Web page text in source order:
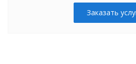
Заказать